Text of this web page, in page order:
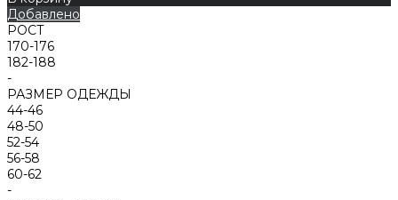
Добавлено
РОСТ
170-176
182-188
-
РАЗМЕР ОДЕЖДЫ
44-46
48-50
52-54
56-58
60-62
-